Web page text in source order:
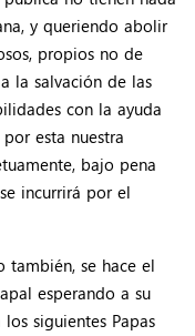
y queriendo abolir
propios no de
la salvación de las
con la ayuda
esta nuestra
bajo pena
incurrirá por el
también, se hace el
esperando a su
siguientes Papas